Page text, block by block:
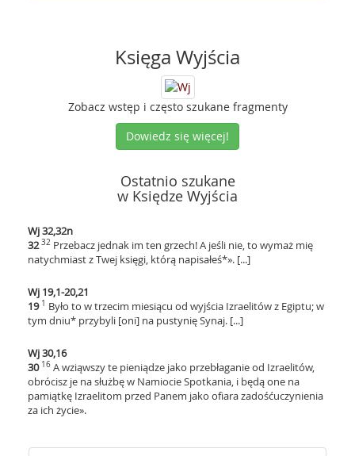
Księga Wyjścia
Zobacz wstęp i często szukane fragmenty
Dowiedz się więcej!
Ostatnio szukane
w Księdze Wyjścia
Wj 32,32n
32 32 Przebacz jednak im ten grzech! A jeśli nie, to wymaż mię
natychmiast z Twej księgi, którą napisałeś*». [...]
Wj 19,1-20,21
191 Było to w trzecim miesiącu od wyjścia Izraelitów z Egiptu; w
tym dniu* przybyli [oni] na pustynię Synaj. [...]
Wj 30,16
3016 A wziąwszy te pieniądze jako przebłaganie od Izraelitów,
obrócisz je na służbę w Namiocie Spotkania, i będą one na
pamiątkę Izraelitom przed Panem jako ofiara zadośćuczynienia
za ich życie».